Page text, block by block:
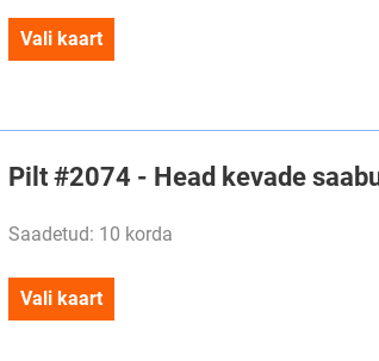
Vali kaart
Pilt #2074 - Head kevade
Saadetud: 10 korda
Vali kaart